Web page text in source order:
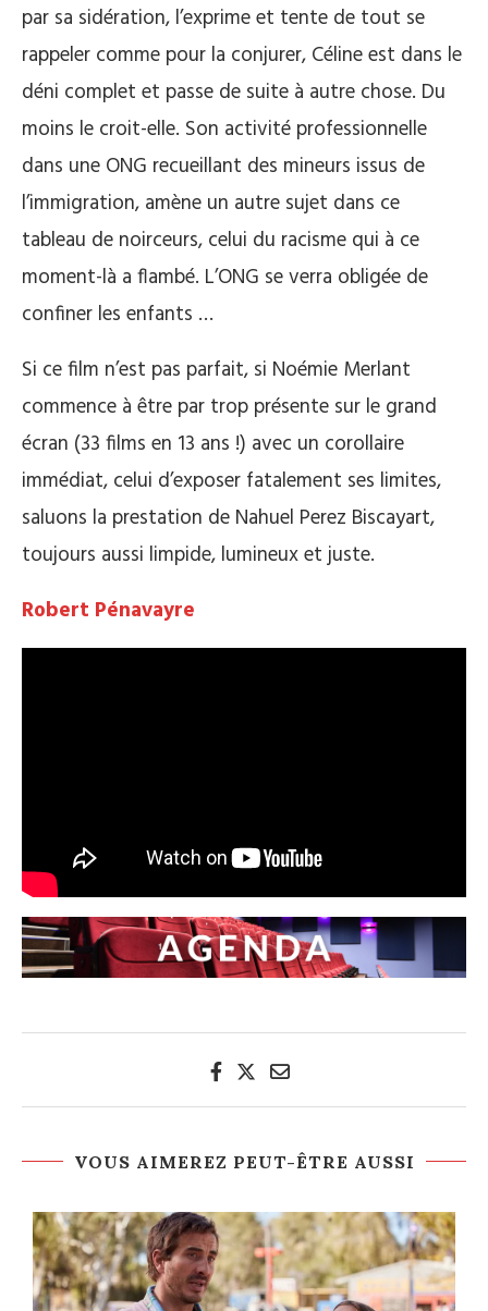
par sa sidération, l’exprime et tente de tout se
rappeler comme pour la conjurer, Céline est dans le
déni complet et passe de suite à autre chose. Du
moins le croit-elle. Son activité professionnelle
dans une ONG recueillant des mineurs issus de
l’immigration, amène un autre sujet dans ce
tableau de noirceurs, celui du racisme qui à ce
moment-là a flambé. L’ONG se verra obligée de
confiner les enfants …
Si ce film n’est pas parfait, si Noémie Merlant
commence à être par trop présente sur le grand
écran (33 films en 13 ans !) avec un corollaire
immédiat, celui d’exposer fatalement ses limites,
saluons la prestation de Nahuel Perez Biscayart,
toujours aussi limpide, lumineux et juste.
Robert Pénavayre
VOUS AIMEREZ PEUT-ÊTRE AUSSI